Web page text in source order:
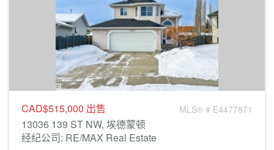
CAD$515,000 出售 MLS® # E4477871
13036 139 ST NW, 埃德蒙顿
经纪公司: RE/MAX Real Estate